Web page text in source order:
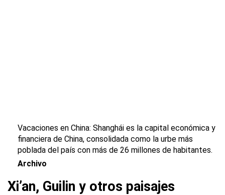
Vacaciones en China: Shanghái es la capital económica y
financiera de China, consolidada como la urbe más
poblada del país con más de 26 millones de habitantes.
Archivo
Xi’an, Guilin y otros paisajes